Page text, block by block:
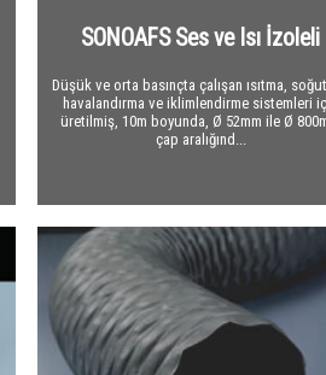
SONOAFS Ses ve Isı İzoleli
Düşük ve orta basınçta çalışan ısıtma,
havalandırma ve iklimlendirme sistemleri
üretilmiş, 10m boyunda, Ø 52mm ile Ø
çap aralığınd...